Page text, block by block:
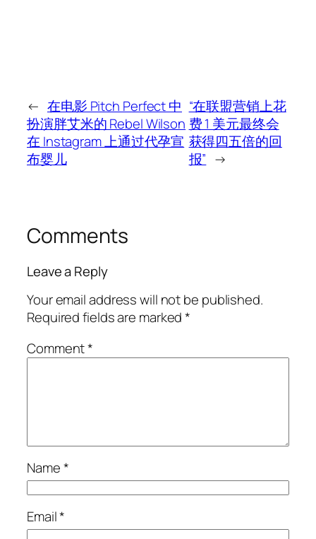
← 在电影 Pitch Perfect 中
扮演胖艾米的 Rebel Wilson
在 Instagram 上通过代孕宣
布婴儿
“在联盟营销上花
费 1 美元最终会
获得四五倍的回
报” →
Comments
Leave a Reply
Your email address will not be published.
Required fields are marked*
Comment*
Name*
Email*